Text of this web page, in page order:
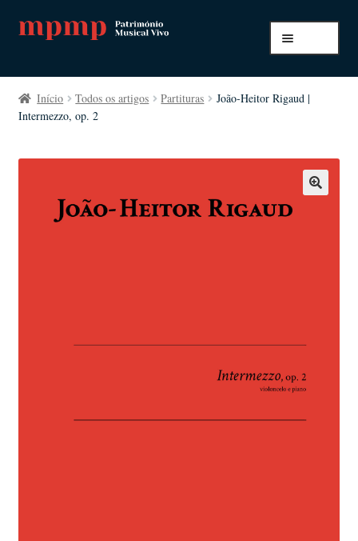
navegação
Saltar
conteúdo
Início
A minha conta
Pagamento e envio
Todos os artigos
Início Todos os artigos Partituras
João-Heitor Rigaud |
Intermezzo, op. 2